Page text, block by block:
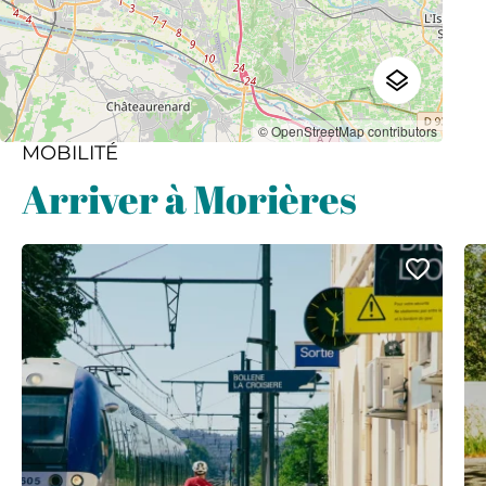
© OpenStreetMap contributors
MOBILITÉ
Arriver à Morières